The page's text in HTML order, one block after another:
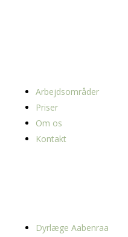
Arbejdsområder
Priser
Om os
Kontakt
Dyrlæge Aabenraa